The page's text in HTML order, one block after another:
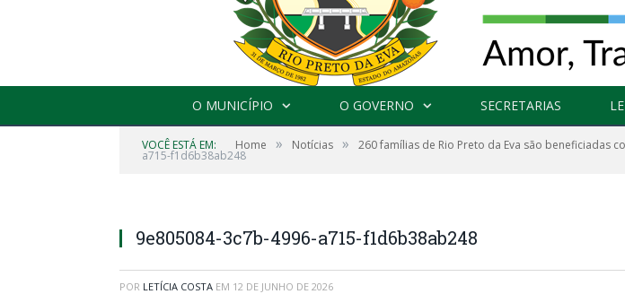
O MUNICÍPIO O GOVERNO SECRETARIAS
VOCÊ ESTÁ EM: Home » Notícias » 260 famílias de Rio Preto da Eva são beneficiadas
a715-f1d6b38ab248
9e805084-3c7b-4996-a715-f1d6b38ab248
POR LETÍCIA COSTA EM 12 DE JUNHO DE 2026